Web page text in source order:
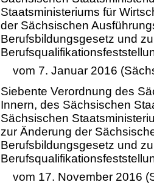
Staatsministeriums für
der Sächsischen
Berufsbildungsgesetz und
vom 7. Januar 2016
Siebente Verordnung des
Innern, des Sächsischen
Sächsischen
zur Änderung der
Berufsbildungsgesetz und
vom 17. November 2016